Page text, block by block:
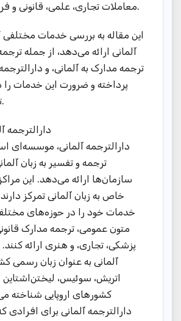
معاملات تجاری، علمی، قانونی و فرهنگی ایفا کند.
این مقاله به بررسی خدمات مختلفی
آلمانی ارائه می‌دهد، از جمله
ترجمه مدارک به آلمانی، و
پرداخته و ضرورت این خدمات را
توضیح می‌دهد.
دارالترجمه آلمانی،
ترجمه و تفسیر به زبان
سازمان‌ها ارائه می‌دهد. این
خاص به زبان آلمانی تمرکز
خدمات خود را در حوزه‌های
متون عمومی، ترجمه مدارک
پزشکی، تجاری، و هنری ارائه کنند.
آلمانی به عنوان زبان رسمی
اتریش، سوئیس، لیختن‌اشتاین
کشورهای اروپایی شناخته
دارالترجمه آلمانی برای افرادی